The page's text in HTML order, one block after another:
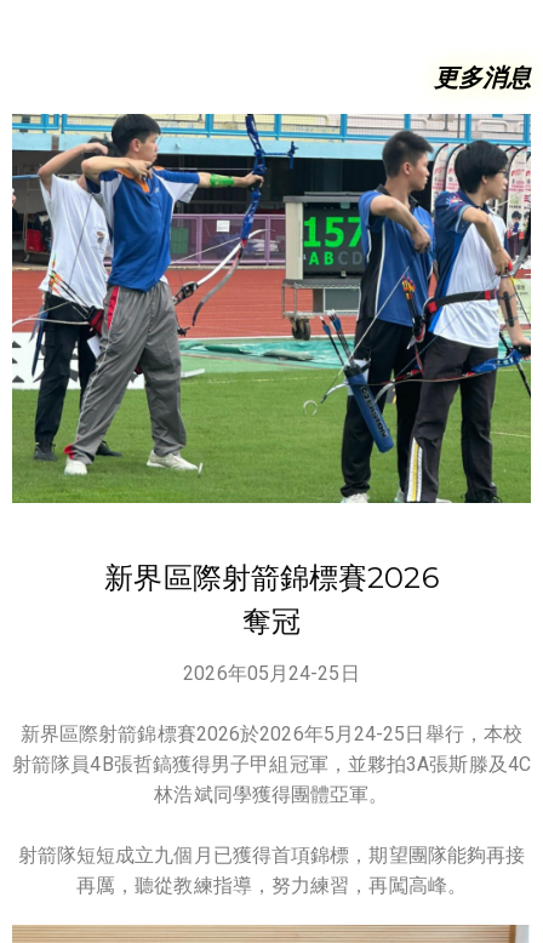
更多消息
新界區際射箭錦標賽2026
奪冠
2026年05月24-25日
新界區際射箭錦標賽2026於2026年5月24-25日舉行，本校
射箭隊員4B張哲鎬獲得男子甲組冠軍，並夥拍3A張斯滕及4C
林浩斌同學獲得團體亞軍。
射箭隊短短成立九個月已獲得首項錦標，期望團隊能夠再接
再厲，聽從教練指導，努力練習，再闖高峰。